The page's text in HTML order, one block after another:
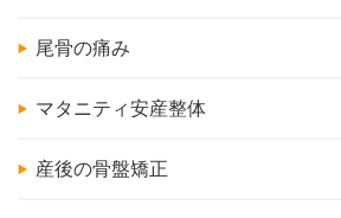
尾骨の痛み
マタニティ安産整体
産後の骨盤矯正